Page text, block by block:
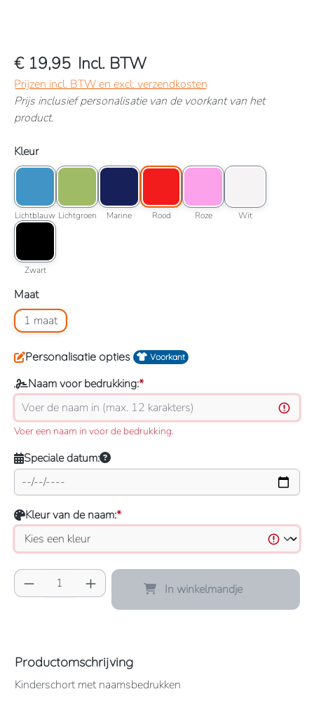
€ 19,95 Incl. BTW
Prijzen incl. BTW en excl. verzendkosten
Prijs inclusief personalisatie van de voorkant van het
product.
Selecteer
Kleur
Kleuroptie: Lichtblauw
Lichtblauw
Kleuroptie: Lichtgroen
Lichtgroen
Kleuroptie: Marine
Marine
Kleuroptie: Rood
Rood
Kleuroptie: Roze
Roze
Kleuroptie: Wit
Wit
Kleuroptie: Zwart
Zwart
Selecteer
Maat
1 maat
Maatoptie: 1 maat
Personalisatie opties Voorkant
Naam voor bedrukking:*
Voer een naam in voor de bedrukking.
Speciale datum:
Kleur van de naam:*
Producthoeveelheid: Voer de gewenste
In winkelmandje
Productomschrijving
Kinderschort met naamsbedrukken